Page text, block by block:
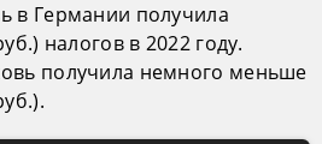
в Германии получила
налогов в 2022 году.
получила немного меньше